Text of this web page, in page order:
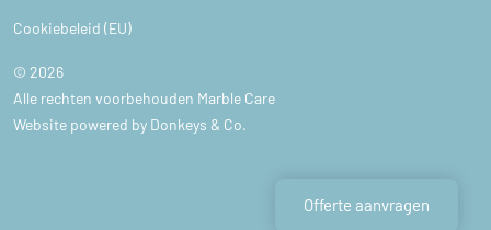
Cookiebeleid (EU)
© 2026
Alle rechten voorbehouden Marble Care
Website powered by Donkeys & Co.
Offerte aanvragen